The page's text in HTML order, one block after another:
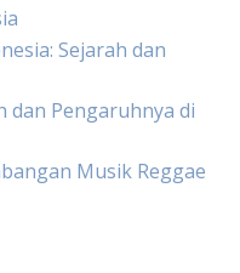
Sejarah dan
dan Pengaruhnya di
Musik Reggae